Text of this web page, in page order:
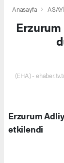
Anasayfa
Erzurum
(EHA) -
Erzurum
etkilendi